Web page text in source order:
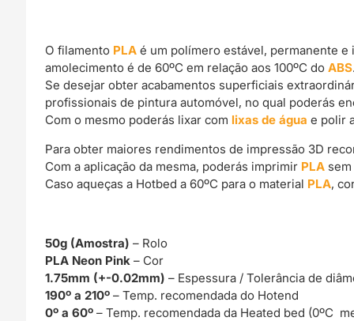
O filamento PLA é um polímero estável, permanente
amolecimento é de 60ºC em relação aos 100ºC doABS
Se desejar obter acabamentos superficiais
profissionais de pintura automóvel, no qual poderás
Com o mesmo poderás lixar com lixas de água e polir
Para obter maiores rendimentos de impressão 3D
Com a aplicação da mesma, poderás imprimir PLA
Caso aqueças a Hotbed a 60ºC para o material PLA,
50g (Amostra) – Rolo
PLA Neon Pink– Cor
1.75mm (+-0.02mm)– Espessura / Tolerância de
190º a 210º– Temp. recomendada do Hotend
0º a 60º– Temp. recomendada da Heated bed (0ºC